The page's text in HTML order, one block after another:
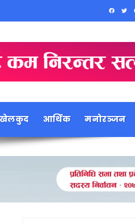
आर्थिक मनोरञ्जन